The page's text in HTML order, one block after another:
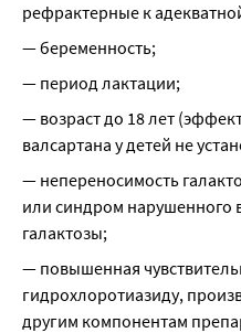
рефрактерные к
— беременность;
— период лактации;
— возраст до 18 лет
валсартана у детей не
— непереносимость
или синдром нарушенного
галактозы;
— повышенная
гидрохлоротиазиду,
другим компонентам